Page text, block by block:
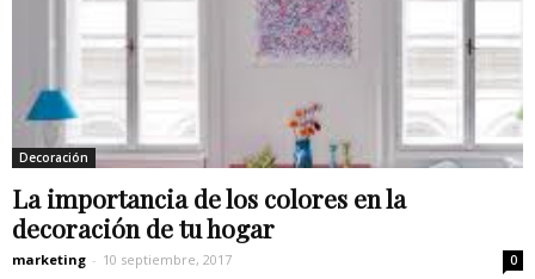
Decoración
La importancia de los colores en la
decoración de tu hogar
marketing - 10 septiembre, 2017 0